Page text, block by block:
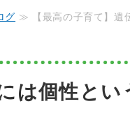
グ ≫ 【最高の子育て】遺
は個性と